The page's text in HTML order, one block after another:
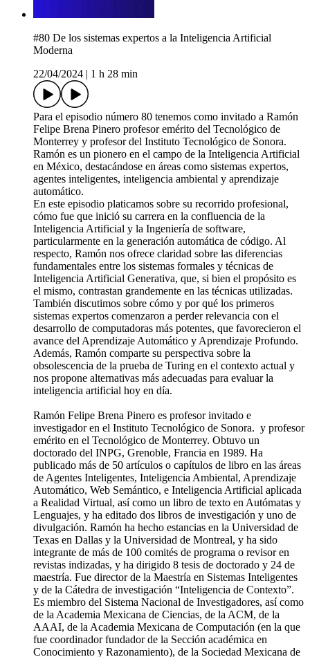
#80 De los sistemas expertos a la Inteligencia Artificial
Moderna
22/04/2024
1 h 28 min
Para el episodio número 80 tenemos como invitado a Ramón
Felipe Brena Pinero profesor emérito del Tecnológico de
Monterrey y profesor del Instituto Tecnológico de Sonora.
Ramón es un pionero en el campo de la Inteligencia Artificial
en México, destacándose en áreas como sistemas expertos,
agentes inteligentes, inteligencia ambiental y aprendizaje
automático.
En este episodio platicamos sobre su recorrido profesional,
cómo fue que inició su carrera en la confluencia de la
Inteligencia Artificial y la Ingeniería de software,
particularmente en la generación automática de código. Al
respecto, Ramón nos ofrece claridad sobre las diferencias
fundamentales entre los sistemas formales y técnicas de
Inteligencia Artificial Generativa, que, si bien el propósito es
el mismo, contrastan grandemente en las técnicas utilizadas.
También discutimos sobre cómo y por qué los primeros
sistemas expertos comenzaron a perder relevancia con el
desarrollo de computadoras más potentes, que favorecieron el
avance del Aprendizaje Automático y Aprendizaje Profundo.
Además, Ramón comparte su perspectiva sobre la
obsolescencia de la prueba de Turing en el contexto actual y
nos propone alternativas más adecuadas para evaluar la
inteligencia artificial hoy en día.
Ramón Felipe Brena Pinero es profesor invitado e
investigador en el Instituto Tecnológico de Sonora. y profesor
emérito en el Tecnológico de Monterrey. Obtuvo un
doctorado del INPG, Grenoble, Francia en 1989. Ha
publicado más de 50 artículos o capítulos de libro en las áreas
de Agentes Inteligentes, Inteligencia Ambiental, Aprendizaje
Automático, Web Semántico, e Inteligencia Artificial aplicada
a Realidad Virtual, así como un libro de texto en Autómatas y
Lenguajes, y ha editado dos libros de investigación y uno de
divulgación. Ramón ha hecho estancias en la Universidad de
Texas en Dallas y la Universidad de Montreal, y ha sido
integrante de más de 100 comités de programa o revisor en
revistas indizadas, y ha dirigido 8 tesis de doctorado y 24 de
maestría. Fue director de la Maestría en Sistemas Inteligentes
y de la Cátedra de investigación “Inteligencia de Contexto”.
Es miembro del Sistema Nacional de Investigadores, así como
de la Academia Mexicana de Ciencias, de la ACM, de la
AAAI, de la Academia Mexicana de Computación (en la que
fue coordinador fundador de la Sección académica en
Conocimiento y Razonamiento), de la Sociedad Mexicana de